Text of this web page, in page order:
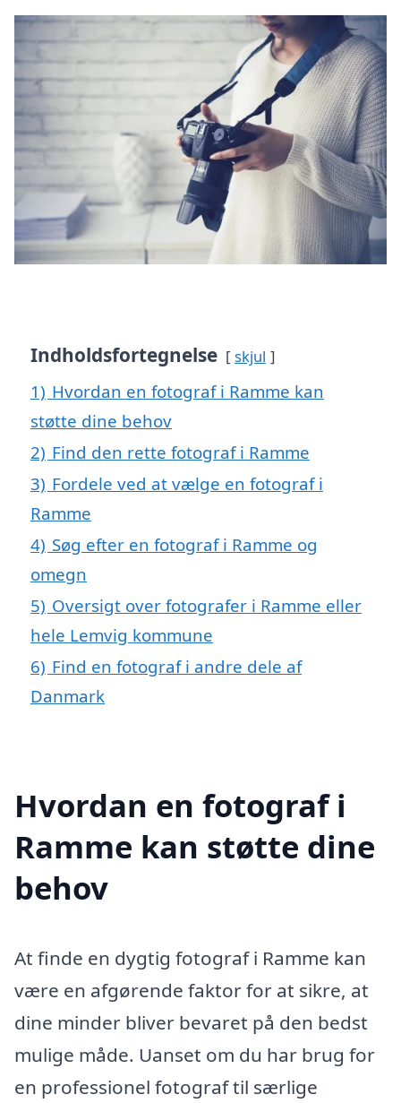
Indholdsfortegnelse skjul
1) Hvordan en fotograf i Ramme kan
støtte dine behov
2) Find den rette fotograf i Ramme
3) Fordele ved at vælge en fotograf i
Ramme
4) Søg efter en fotograf i Ramme og
omegn
5) Oversigt over fotografer i Ramme eller
hele Lemvig kommune
6) Find en fotograf i andre dele af
Danmark
Hvordan en fotograf i
Ramme kan støtte dine
behov
At finde en dygtig fotograf i Ramme kan
være en afgørende faktor for at sikre, at
dine minder bliver bevaret på den bedst
mulige måde. Uanset om du har brug for
en professionel fotograf til særlige